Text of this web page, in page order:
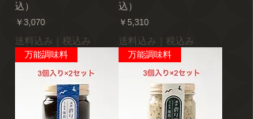
込）
価格
￥3,070
送料込み｜税込み
込）
価格
￥5,310
送料込み｜税込み
万能調味料 万能調味料